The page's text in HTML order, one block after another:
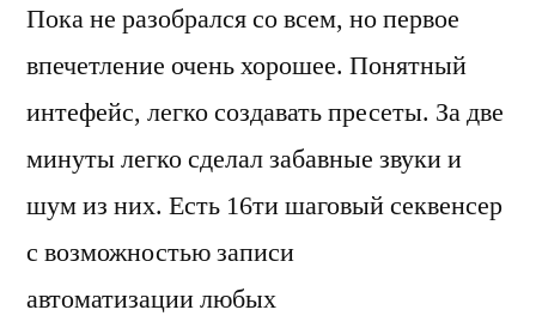
Пока не разобрался со всем, но первое
впечетление очень хорошее. Понятный
интефейс, легко создавать пресеты. За две
минуты легко сделал забавные звуки и
шум из них. Есть 16ти шаговый секвенсер
с возможностью записи
автоматизации любых